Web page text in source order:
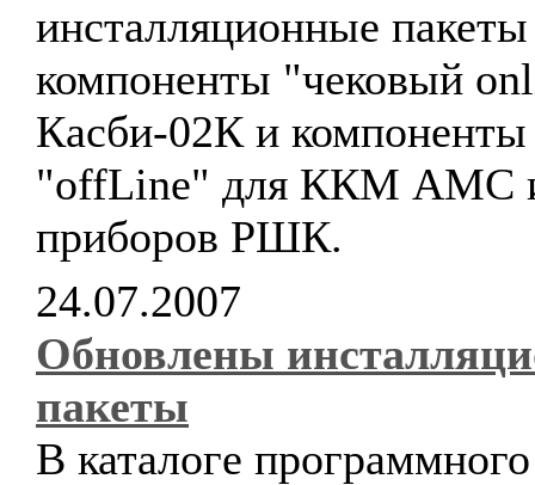
инсталляционные пакеты
компоненты "чековый
Касби-02К и компоненты
"offLine" для ККМ АМС
приборов РШК.
24.07.2007
Обновлены
пакеты
В каталоге программного